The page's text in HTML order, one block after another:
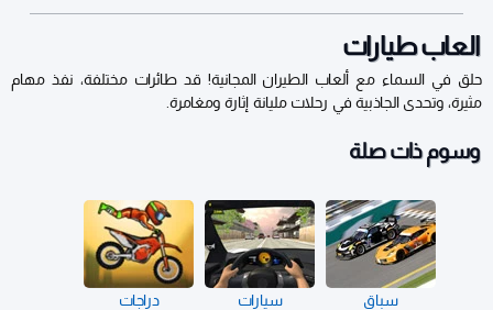
العاب طيارات
حلق في السماء مع ألعاب الطيران المجانية! قد طائرات مختلفة، نفذ مهام
مثيرة، وتحدى الجاذبية في رحلات مليانة إثارة ومغامرة.
وسوم ذات صلة
سباق سيارات دراجات